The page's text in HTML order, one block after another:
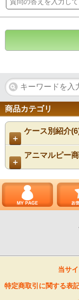
商品カテゴリ
＋
ケース別紹介
＋
アニマルピー
当サ
特定商取引に関する表